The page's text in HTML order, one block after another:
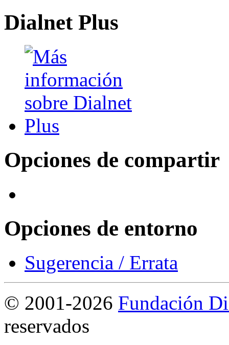
Dialnet Plus
Opciones de compartir
Opciones de entorno
Sugerencia / Errata
© 2001-2026 Fundación
reservados